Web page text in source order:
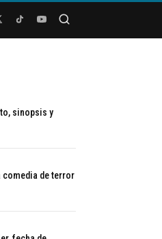
sinopsis y
comedia de terror